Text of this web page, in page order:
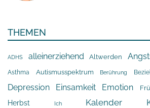
THEMEN
ADHS alleinerziehend Altwerden
Asthma Autismusspektrum Berührung
Depression Einsamkeit Emotion
Herbst Ich Kalender